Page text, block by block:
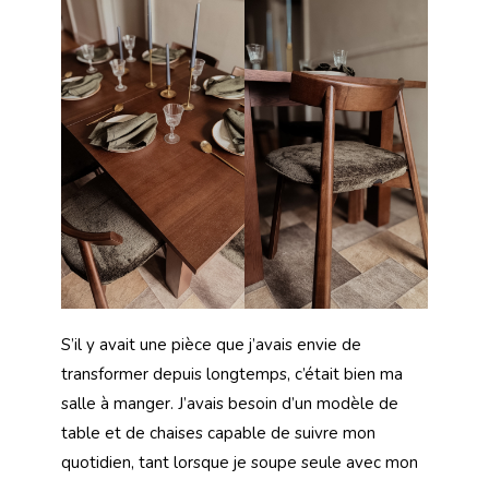
S’il y avait une pièce que j’avais envie de
transformer depuis longtemps, c’était bien ma
salle à manger. J’avais besoin d’un modèle de
table et de chaises capable de suivre mon
quotidien, tant lorsque je soupe seule avec mon